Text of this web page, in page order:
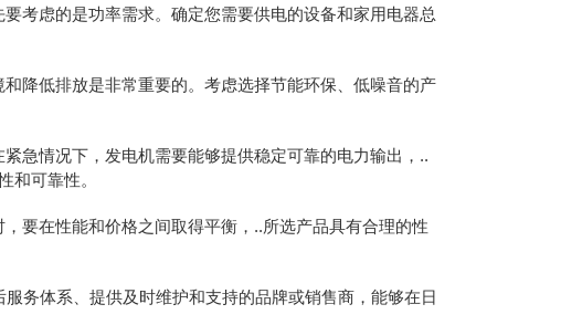
考虑的是功率需求。确定您需要供电的设备和家用电器总
降低排放是非常重要的。考虑选择节能环保、低噪音的产
急情况下，发电机需要能够提供稳定可靠的电力输出，..
和可靠性。
要在性能和价格之间取得平衡，..所选产品具有合理的性
务体系、提供及时维护和支持的品牌或销售商，能够在日